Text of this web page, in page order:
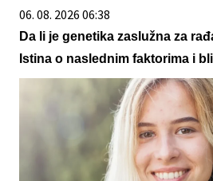
06. 08. 2026 06:38
Da li je genetika zaslužna za
Istina o naslednim faktorima i